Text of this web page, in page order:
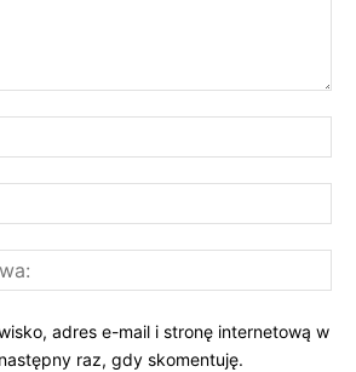
adres e-mail i stronę internetową w
raz, gdy skomentuję.